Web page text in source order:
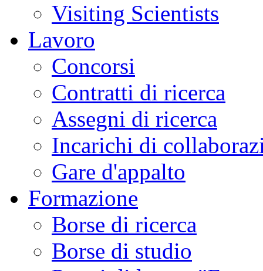
Visiting Scientists
Lavoro
Concorsi
Contratti di ricerca
Assegni di ricerca
Incarichi di
Gare d'appalto
Formazione
Borse di ricerca
Borse di studio